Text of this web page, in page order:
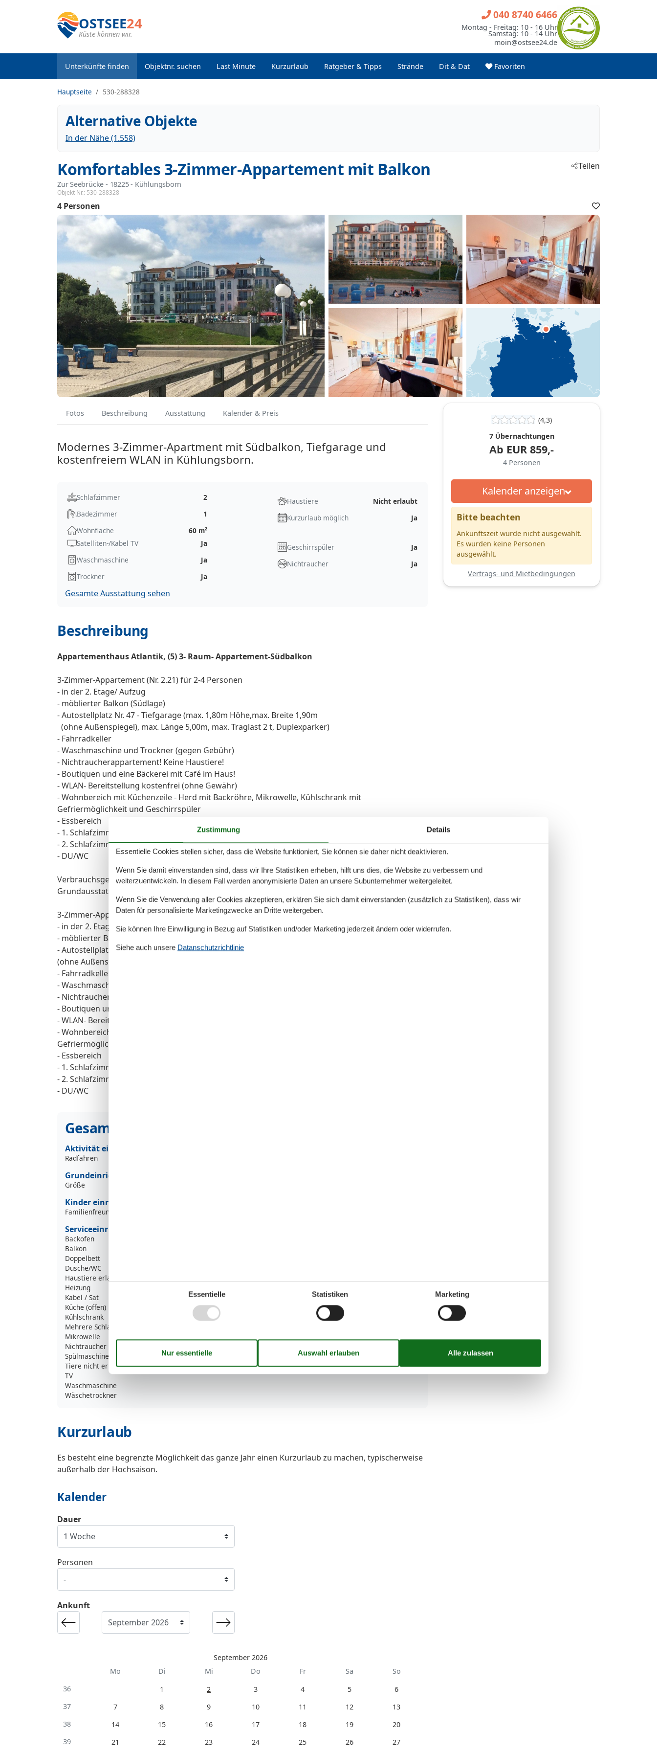
OSTSEE24
Küste können wir.
Unterkünfte finden Objektnr. suchen Last Minute Kurzurlaub Ratgeber & Tipps Strände Dit & Dat Favoriten
040 8740 6466
Montag - Freitag: 10 - 16 Uhr
Samstag: 10 - 14 Uhr
moin@ostsee24.de
Hauptseite 530-288328
Alternative Objekte
In der Nähe (1.558)
Komfortables 3-Zimmer-Appartement mit Balkon
Zur Seebrücke - 18225 - Kühlungsborn
Objekt Nr.: 530-288328
Teilen
4 Personen
Fotos Beschreibung Ausstattung Kalender & Preis
Modernes 3-Zimmer-Apartment mit Südbalkon, Tiefgarage und
kostenfreiem WLAN in Kühlungsborn.
Schlafzimmer
2
Badezimmer
1
Wohnfläche
60 m²
Haustiere
Nicht erlaubt
Kurzurlaub möglich
Ja
Satelliten-/Kabel TV
Ja
Waschmaschine
Ja
Trockner
Ja
Geschirrspüler
Ja
Nichtraucher
Ja
Gesamte Ausstattung sehen
Beschreibung
Appartementhaus Atlantik, (5) 3- Raum- Appartement-Südbalkon
3-Zimmer-Appartement (Nr. 2.21) für 2-4 Personen
- in der 2. Etage/ Aufzug
- möblierter Balkon (Südlage)
- Autostellplatz Nr. 47 - Tiefgarage (max. 1,80m Höhe,max. Breite 1,90m
(ohne Außenspiegel), max. Länge 5,00m, max. Traglast 2 t, Duplexparker)
- Fahrradkeller
- Waschmaschine und Trockner (gegen Gebühr)
- Nichtraucherappartement! Keine Haustiere!
- Boutiquen und eine Bäckerei mit Café im Haus!
- WLAN- Bereitstellung kostenfrei (ohne Gewähr)
- Wohnbereich mit Küchenzeile - Herd mit Backröhre, Mikrowelle, Kühlschrank mit
Gefriermöglichkeit und Geschirrspüler
- Essbereich
- 1. Schlafzimmer mit Doppelbett (1.80 x 2.00 m, durchgehender Topper ) und Kleiderschrank,TV
- 2. Schlafzimmer mit Boxspringbett (1.40 m) und Kleiderschrank, TV
- DU/WC
Verbrauchsgegenstände (Toilettenpapier, Müllbeutel, Spülmittel etc.) sind in einer
Grundausstattung vorhanden, darüber hinaus aber selbst zu besorgen.
3-Zimmer-Appartement (Nr. 2.21) für 2-4 Personen
- in der 2. Etage/ Aufzug
- möblierter Balkon (Südlage)
- Autostellplatz Nr. 47 - Tiefgarage (max. 1,80m Höhe,max. Breite 1,90m
(ohne Außenspiegel), max. Länge 5,00m, max. Traglast 2 t, Duplexparker)
- Fahrradkeller
- Waschmaschine und Trockner (gegen Gebühr)
- Nichtraucherappartement! Keine Haustiere!
- Boutiquen und eine Bäckerei mit Café im Haus!
- WLAN- Bereitstellung kostenfrei (ohne Gewähr)
- Wohnbereich mit Küchenzeile - Herd mit Backröhre, Mikrowelle, Kühlschrank mit
Gefriermöglichkeit und Geschirrspüler
- Essbereich
- 1. Schlafzimmer mit Boxspringbett (1.80x2.00m, durchgehender Topper) und Kleiderschrank,TV
- 2. Schlafzimmer mit Boxspringbett (Breite 1,40m) und Kleiderschrank, TV
- DU/WC
Gesamte Ausstattung
Aktivität einrichtungen
Radfahren
Grundeinrichtungen
Größe
Kinder einrichtungen
Familienfreundlich
Serviceeinrichtungen
Backofen
Balkon
Doppelbett
Dusche/WC
Haustiere erlaubt oder auf Anfrage
Heizung
Kabel / Sat
Küche (offen)
Kühlschrank
Mehrere Schlafzimmer
Mikrowelle
Nichtraucher
Spülmaschine
Tiere nicht erlaubt
TV
Waschmaschine
Wäschetrockner
Kurzurlaub
Es besteht eine begrenzte Möglichkeit das ganze Jahr einen Kurzurlaub zu machen, typischerweise
außerhalb der Hochsaison.
Kalender
Ankunft
September 2026
Mo
Di Mi Do Fr Sa
So
36
1 2 3 4 5
6
37
7 8 9 10 11 12
13
38
14 15 16 17 18 19
20
39
21 22 23 24 25 26 27
Dauer
Personen
(4,3)
7 Übernachtungen
Ab EUR 859,-
4 Personen
Kalender anzeigen
Bitte beachten
Ankunftszeit wurde nicht ausgewählt.
Es wurden keine Personen
ausgewählt.
Vertrags- und Mietbedingungen
Zustimmung Details
Essentielle Cookies stellen sicher, dass die Website funktioniert, Sie können sie daher nicht deaktivieren.
Wenn Sie damit einverstanden sind, dass wir Ihre Statistiken erheben, hilft uns dies, die Website zu verbessern und
weiterzuentwickeln. In diesem Fall werden anonymisierte Daten an unsere Subunternehmer weitergeleitet.
Wenn Sie die Verwendung aller Cookies akzeptieren, erklären Sie sich damit einverstanden (zusätzlich zu Statistiken), dass wir
Daten für personalisierte Marketingzwecke an Dritte weitergeben.
Sie können Ihre Einwilligung in Bezug auf Statistiken und/oder Marketing jederzeit ändern oder widerrufen.
Siehe auch unsere Datanschutzrichtlinie
Essentielle Statistiken Marketing